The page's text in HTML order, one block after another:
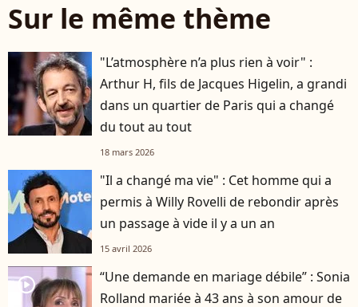
Sur le même thème
"L’atmosphère n’a plus rien à voir" :
Arthur H, fils de Jacques Higelin, a grandi
dans un quartier de Paris qui a changé
du tout au tout
18 mars 2026
"Il a changé ma vie" : Cet homme qui a
permis à Willy Rovelli de rebondir après
un passage à vide il y a un an
15 avril 2026
player2
“Une demande en mariage débile” : Sonia
Rolland mariée à 43 ans à son amour de